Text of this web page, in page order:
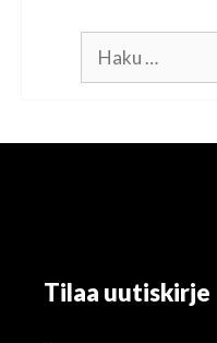
Tilaa uutiskirje